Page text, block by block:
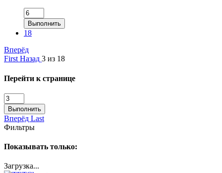
Выполнить
18
Вперёд
First Назад 3 из 18
Перейти к странице
Выполнить
Вперёд Last
Фильтры
Показывать только:
Загрузка...